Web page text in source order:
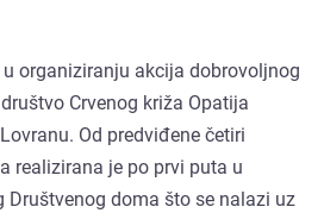
organiziranju akcija dobrovoljnog
Crvenog križa Opatija
Od predviđene četiri
realizirana je po prvi puta u
Društvenog doma što se nalazi uz